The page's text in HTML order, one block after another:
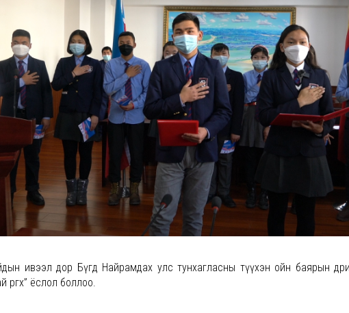
ивээл дор Бүгд Найрамдах улс тунхагласны түүхэн ойн баярын
өргөх” ёслол боллоо.